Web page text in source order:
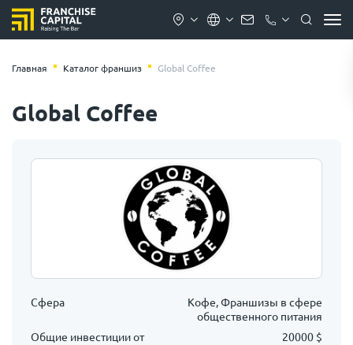
Главная Каталог франшиз Global Coffee
Сфера
Кофе, Франшизы в сфере
общественного питания
Общие инвестиции от
20000 $
Global Coffee